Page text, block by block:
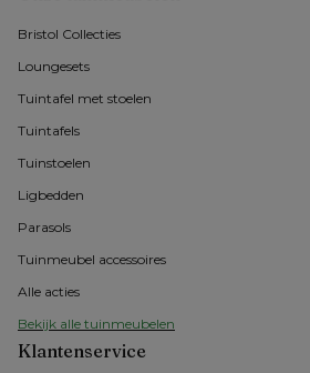
Bristol Collecties
Loungesets
Tuintafel met stoelen
Tuintafels
Tuinstoelen
Ligbedden
Parasols
Tuinmeubel accessoires
Alle acties
Bekijk alle tuinmeubelen
Klantenservice